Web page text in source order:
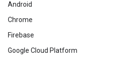
Android
Chrome
Firebase
Google Cloud Platform